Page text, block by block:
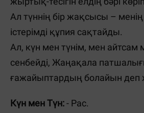
Ал түннің бір жақсысы –
істерімді құпия сақтайды.
Ал, күн мен түнім, мен айтсам
сенбейді, Жаңақала
ғажайыптардың болайын деп
Күн мен Түн:- Рас.